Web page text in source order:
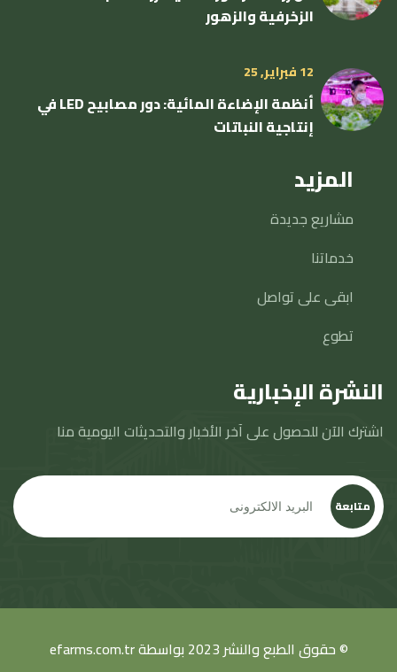
الزخرفية والزهور
12 فبراير, 25
أنظمة الإضاءة المائية: دور مصابيح LED في
إنتاجية النباتات
المزيد
مشاريع جديدة
خدماتنا
ابقى على تواصل
تطوع
النشرة الإخبارية
اشترك الآن للحصول على آخر الأخبار والتحديثات اليومية منا
متابعة
© حقوق الطبع والنشر 2023 بواسطة efarms.com.tr